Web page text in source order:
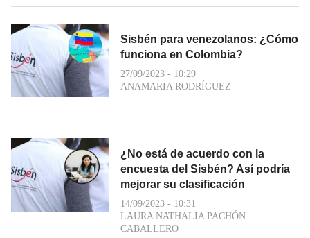
Sisbén para venezolanos: ¿Cómo
funciona en Colombia?
27/09/2023 - 10:29
ANAMARIA RODRÍGUEZ
¿No está de acuerdo con la
encuesta del Sisbén? Así podría
mejorar su clasificación
14/09/2023 - 10:31
LAURA NATHALIA PACHÓN
CABALLERO